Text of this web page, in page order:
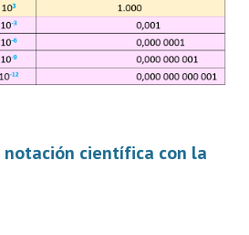
notación científica con la